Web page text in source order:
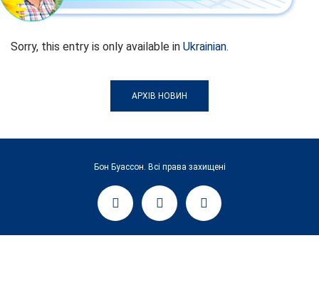
Sorry, this entry is only available in Ukrainian.
АРХІВ НОВИН
Бон Буассон. Всі права захищені